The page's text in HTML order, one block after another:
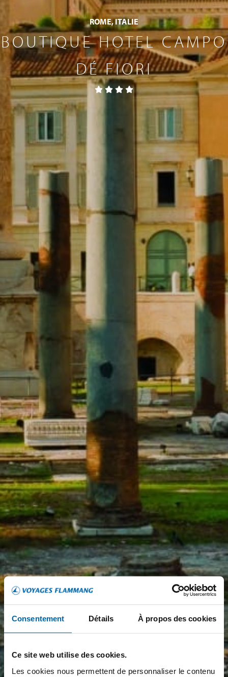
Consentement Détails À propos des cookies
Ce site web utilise des cookies.
Les cookies nous permettent de personnaliser le contenu
ROME, ITALIE
BOUTIQUE HOTEL CAMPO
DÉ FIORI